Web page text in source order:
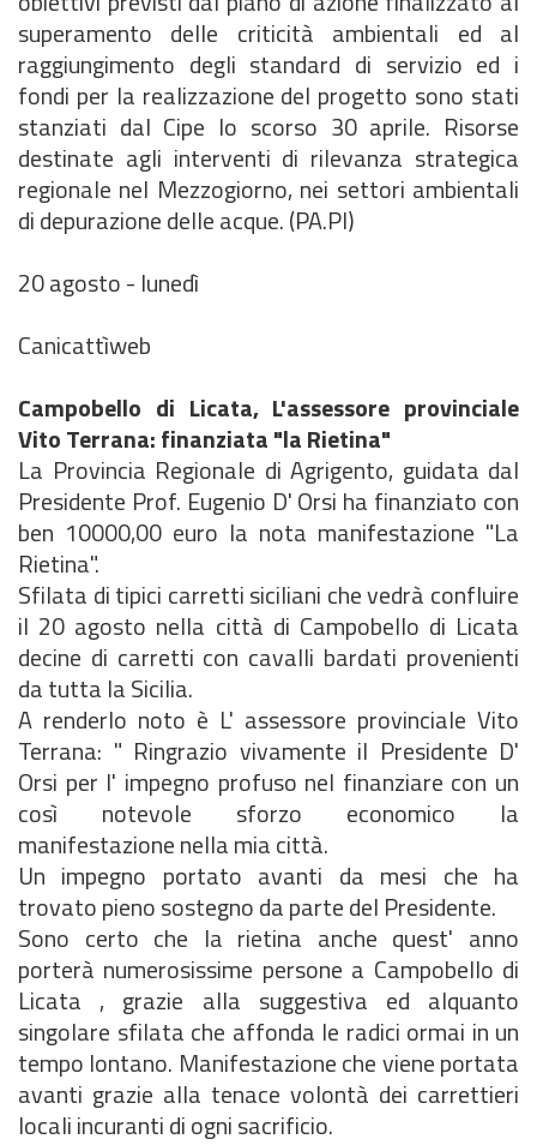
superamento delle criticità ambientali ed al
raggiungimento degli standard di servizio ed i
fondi per la realizzazione del progetto sono stati
stanziati dal Cipe lo scorso 30 aprile. Risorse
destinate agli interventi di rilevanza strategica
regionale nel Mezzogiorno, nei settori ambientali
di depurazione delle acque. (PA.PI)
20 agosto - lunedì
Canicattìweb
Campobello di Licata, L'assessore provinciale
Vito Terrana: finanziata "la Rietina"
La Provincia Regionale di Agrigento, guidata dal
Presidente Prof. Eugenio D' Orsi ha finanziato con
ben 10000,00 euro la nota manifestazione "La
Rietina".
Sfilata di tipici carretti siciliani che vedrà confluire
il 20 agosto nella città di Campobello di Licata
decine di carretti con cavalli bardati provenienti
da tutta la Sicilia.
A renderlo noto è L' assessore provinciale Vito
Terrana: " Ringrazio vivamente il Presidente D'
Orsi per l' impegno profuso nel finanziare con un
così notevole sforzo economico la
manifestazione nella mia città.
Un impegno portato avanti da mesi che ha
trovato pieno sostegno da parte del Presidente.
Sono certo che la rietina anche quest' anno
porterà numerosissime persone a Campobello di
Licata , grazie alla suggestiva ed alquanto
singolare sfilata che affonda le radici ormai in un
tempo lontano. Manifestazione che viene portata
avanti grazie alla tenace volontà dei carrettieri
locali incuranti di ogni sacrificio.